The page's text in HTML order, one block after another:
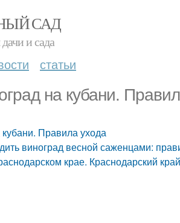
САД
и сада
статьи
на кубани.
Правила ухода
виноград весной саженцами:
крае. Краснодарский край